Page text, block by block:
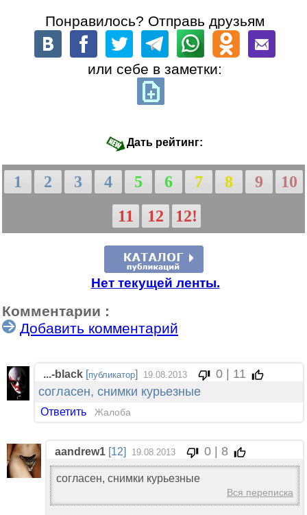
Понравилось? Отправь друзьям
или себе в заметки:
Дать рейтинг:
1 2 3 4 5 6 7 8 9
10
11
12 12!
Нет текущей ленты.
Комментарии :
Добавить комментарий
...-black [публикатор] 19.08.2013
0 | 11
согласен, снимки курьезные
Ответить Жалоба
aandrew1 [12] 19.08.2013 0 | 8
согласен, снимки курьезные
Вся переписка